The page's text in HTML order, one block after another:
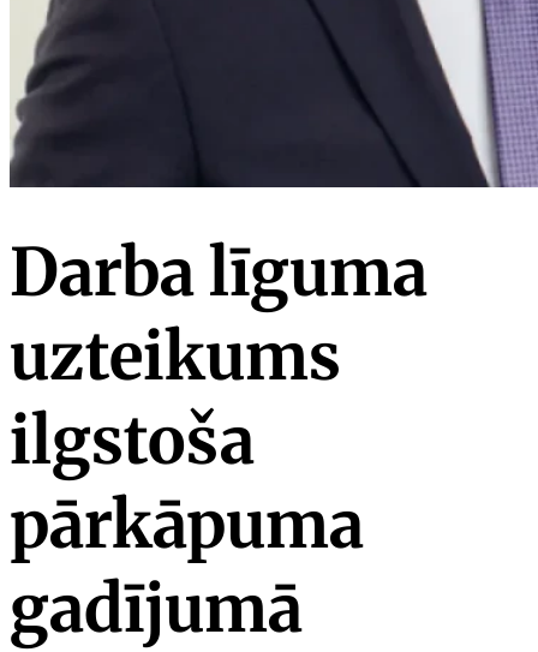
Darba līguma
uzteikums
ilgstoša
pārkāpuma
gadījumā